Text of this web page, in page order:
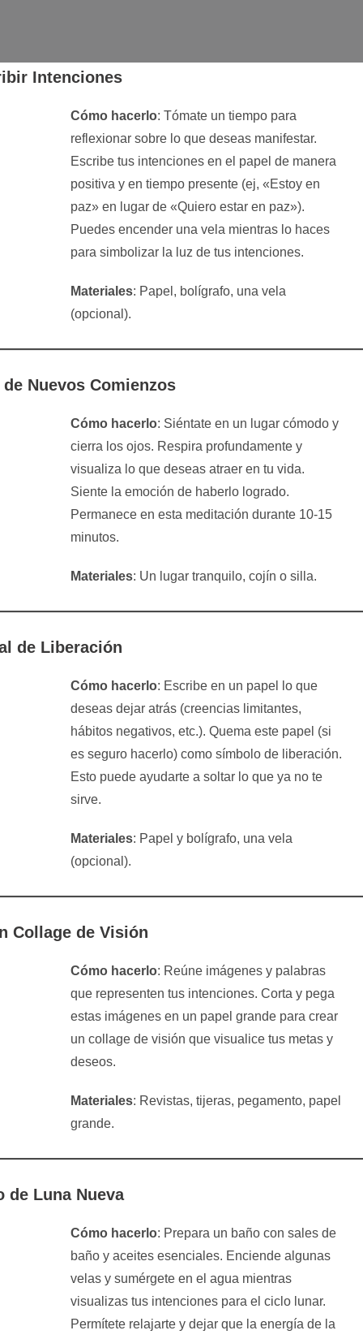
Intenciones
Cómo hacerlo: Tómate un tiempo para
reflexionar sobre lo que deseas manifestar.
Escribe tus intenciones en el papel de manera
positiva y en tiempo presente (ej, «Estoy en
paz» en lugar de «Quiero estar en paz»).
Puedes encender una vela mientras lo haces
para simbolizar la luz de tus intenciones.
Materiales: Papel, bolígrafo, una vela
(opcional).
Nuevos Comienzos
Cómo hacerlo: Siéntate en un lugar cómodo y
cierra los ojos. Respira profundamente y
visualiza lo que deseas atraer en tu vida.
Siente la emoción de haberlo logrado.
Permanece en esta meditación durante 10-15
minutos.
Materiales: Un lugar tranquilo, cojín o silla.
de Liberación
Cómo hacerlo: Escribe en un papel lo que
deseas dejar atrás (creencias limitantes,
hábitos negativos, etc.). Quema este papel (si
es seguro hacerlo) como símbolo de liberación.
Esto puede ayudarte a soltar lo que ya no te
sirve.
Materiales: Papel y bolígrafo, una vela
(opcional).
Collage de Visión
Cómo hacerlo: Reúne imágenes y palabras
que representen tus intenciones. Corta y pega
estas imágenes en un papel grande para crear
un collage de visión que visualice tus metas y
deseos.
Materiales: Revistas, tijeras, pegamento, papel
grande.
de Luna Nueva
Cómo hacerlo: Prepara un baño con sales de
baño y aceites esenciales. Enciende algunas
velas y sumérgete en el agua mientras
visualizas tus intenciones para el ciclo lunar.
Permítete relajarte y dejar que la energía de la